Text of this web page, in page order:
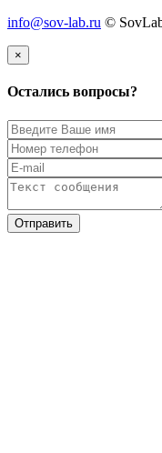
info@sov-lab.ru ©
×
Остались вопросы?